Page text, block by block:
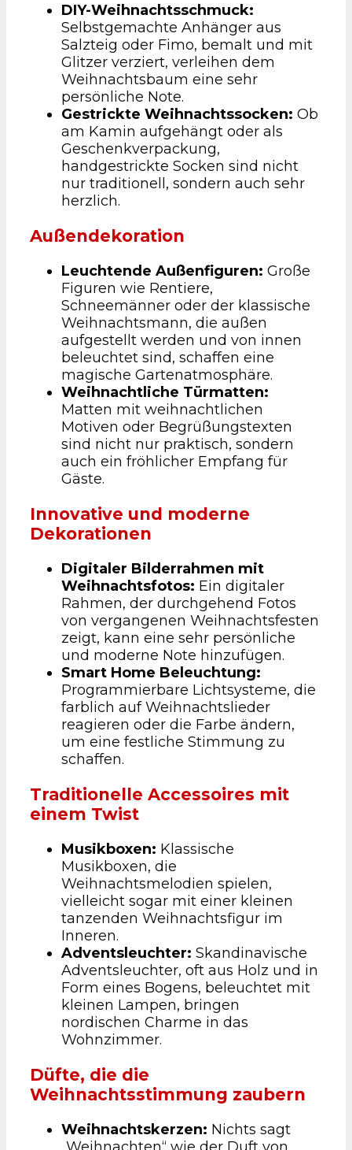
DIY-Weihnachtsschmuck:
Selbstgemachte Anhänger aus
Salzteig oder Fimo, bemalt und mit
Glitzer verziert, verleihen dem
Weihnachtsbaum eine sehr
persönliche Note.
Gestrickte Weihnachtssocken: Ob
am Kamin aufgehängt oder als
Geschenkverpackung,
handgestrickte Socken sind nicht
nur traditionell, sondern auch sehr
herzlich.
Außendekoration
Leuchtende Außenfiguren: Große
Figuren wie Rentiere,
Schneemänner oder der klassische
Weihnachtsmann, die außen
aufgestellt werden und von innen
beleuchtet sind, schaffen eine
magische Gartenatmosphäre.
Weihnachtliche Türmatten:
Matten mit weihnachtlichen
Motiven oder Begrüßungstexten
sind nicht nur praktisch, sondern
auch ein fröhlicher Empfang für
Gäste.
Innovative und moderne
Dekorationen
Digitaler Bilderrahmen mit
Weihnachtsfotos: Ein digitaler
Rahmen, der durchgehend Fotos
von vergangenen Weihnachtsfesten
zeigt, kann eine sehr persönliche
und moderne Note hinzufügen.
Smart Home Beleuchtung:
Programmierbare Lichtsysteme, die
farblich auf Weihnachtslieder
reagieren oder die Farbe ändern,
um eine festliche Stimmung zu
schaffen.
Traditionelle Accessoires mit
einem Twist
Musikboxen: Klassische
Musikboxen, die
Weihnachtsmelodien spielen,
vielleicht sogar mit einer kleinen
tanzenden Weihnachtsfigur im
Inneren.
Adventsleuchter: Skandinavische
Adventsleuchter, oft aus Holz und in
Form eines Bogens, beleuchtet mit
kleinen Lampen, bringen
nordischen Charme in das
Wohnzimmer.
Düfte, die die
Weihnachtsstimmung zaubern
Weihnachtskerzen: Nichts sagt